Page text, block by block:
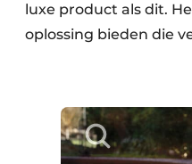
luxe product als dit.
oplossing bieden die